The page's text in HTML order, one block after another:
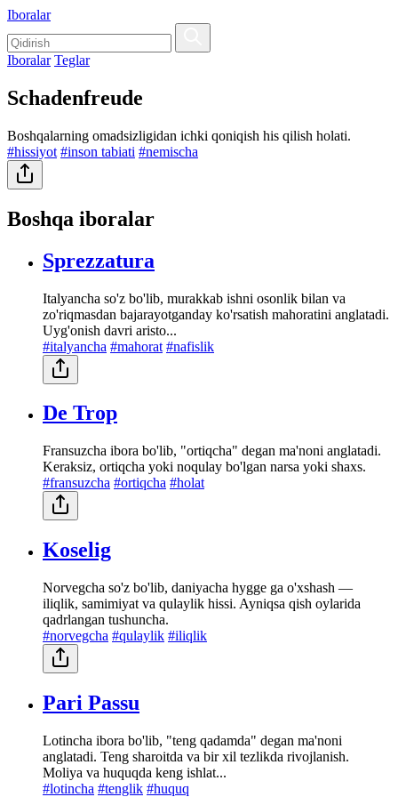
Iboralar
Iboralar Teglar
Schadenfreude
Boshqalarning omadsizligidan ichki qoniqish his qilish holati.
#hissiyot #inson tabiati #nemischa
Boshqa iboralar
Sprezzatura
Italyancha so'z bo'lib, murakkab ishni osonlik bilan va
zo'riqmasdan bajarayotganday ko'rsatish mahoratini anglatadi.
Uyg'onish davri aristo...
#italyancha #mahorat #nafislik
De Trop
Fransuzcha ibora bo'lib, "ortiqcha" degan ma'noni anglatadi.
Keraksiz, ortiqcha yoki noqulay bo'lgan narsa yoki shaxs.
#fransuzcha #ortiqcha #holat
Koselig
Norvegcha so'z bo'lib, daniyacha hygge ga o'xshash —
iliqlik, samimiyat va qulaylik hissi. Ayniqsa qish oylarida
qadrlangan tushuncha.
#norvegcha #qulaylik #iliqlik
Pari Passu
Lotincha ibora bo'lib, "teng qadamda" degan ma'noni
anglatadi. Teng sharoitda va bir xil tezlikda rivojlanish.
Moliya va huquqda keng ishlat...
#lotincha #tenglik #huquq